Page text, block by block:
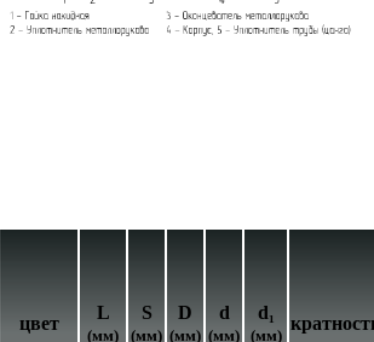
цвет
L
(мм)
S
(мм)
D
(мм)
d
(мм)
d₁
(мм)